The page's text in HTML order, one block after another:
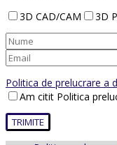
3D CAD/CAM
3D
Politica de prelucrare a
Am citit Politica